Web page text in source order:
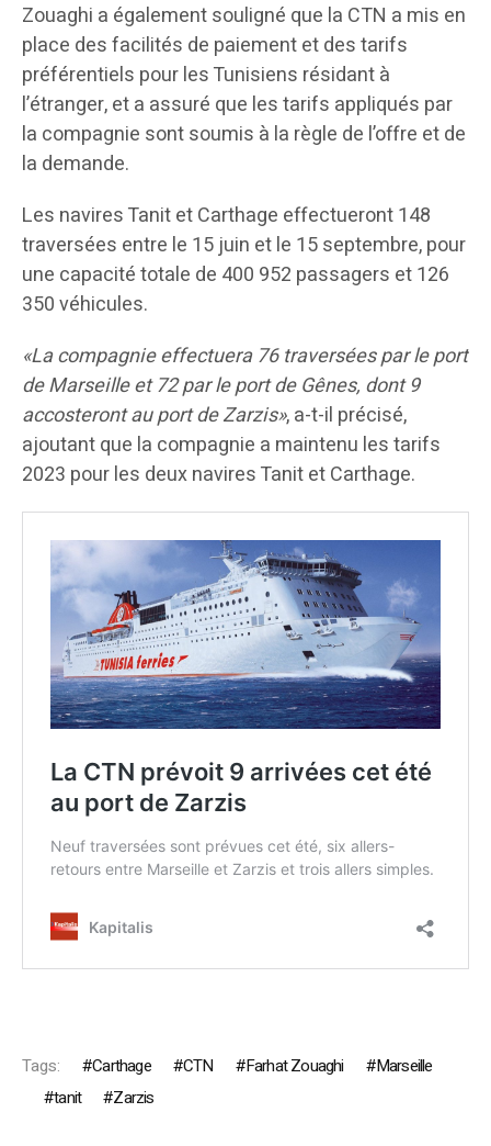
Zouaghi a également souligné que la CTN a mis en
place des facilités de paiement et des tarifs
préférentiels pour les Tunisiens résidant à
l’étranger, et a assuré que les tarifs appliqués par
la compagnie sont soumis à la règle de l’offre et de
la demande.
Les navires Tanit et Carthage effectueront 148
traversées entre le 15 juin et le 15 septembre, pour
une capacité totale de 400 952 passagers et 126
350 véhicules.
«La compagnie effectuera 76 traversées par le port
de Marseille et 72 par le port de Gênes, dont 9
accosteront au port de Zarzis», a-t-il précisé,
ajoutant que la compagnie a maintenu les tarifs
2023 pour les deux navires Tanit et Carthage.
Tags: Carthage CTN Farhat Zouaghi
Marseille
tanit
Zarzis